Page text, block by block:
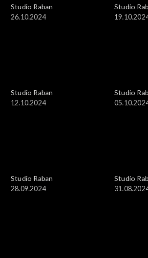
Studio Raban
26.10.2024
Studio
Studio Raban
12.10.2024
Studio
Studio Raban
28.09.2024
Studio